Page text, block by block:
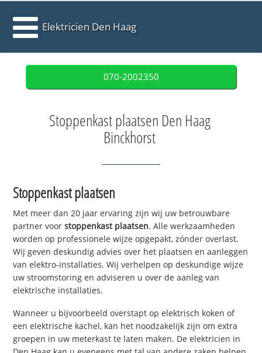
Elektricien Den Haag
070-2002350
Stoppenkast plaatsen Den Haag
Binckhorst
Stoppenkast plaatsen
Met meer dan 20 jaar ervaring zijn wij uw betrouwbare
partner voorstoppenkast plaatsen. Alle werkzaamheden
worden op professionele wijze opgepakt, zónder overlast.
Wij geven deskundig advies over het plaatsen en aanleggen
van elektro-installaties. Wij verhelpen op deskundige wijze
uw stroomstoring en adviseren u over de aanleg van
elektrische installaties.
Wanneer u bijvoorbeeld overstapt op elektrisch koken of
een elektrische kachel, kan het noodzakelijk zijn om extra
groepen in uw meterkast te laten maken. De elektricien in